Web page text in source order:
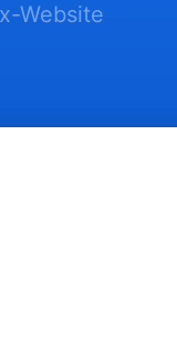
Website